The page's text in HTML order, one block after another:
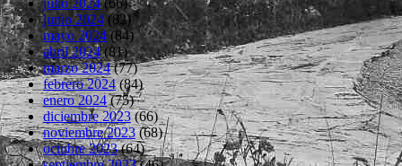
junio 2024 (82)
mayo 2024 (84)
abril 2024(81)
marzo 2024(77)
febrero 2024(84)
enero 2024(75)
diciembre 2023(66)
noviembre 2023(68)
octubre 2023(64)